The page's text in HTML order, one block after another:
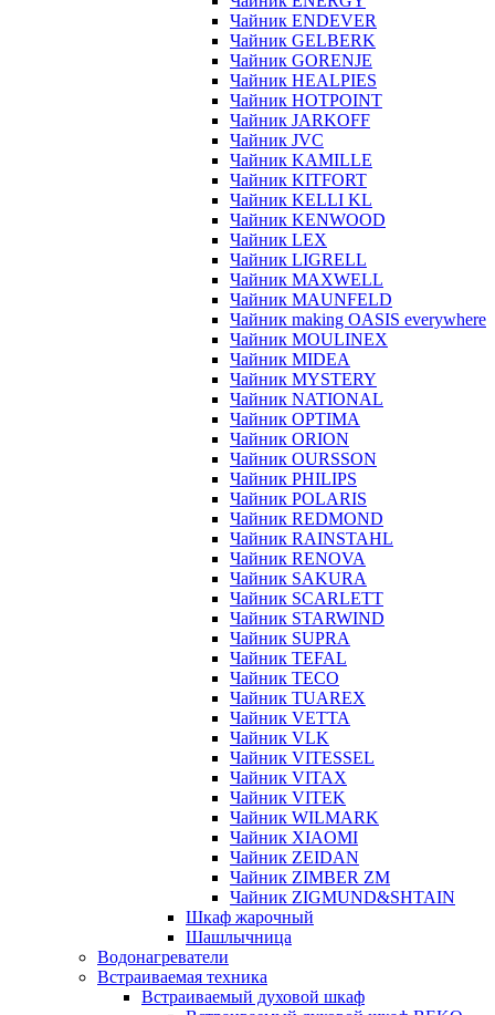
Чайник ENDEVER
Чайник GELBERK
Чайник GORENJE
Чайник HEALPIES
Чайник HOTPOINT
Чайник JARKOFF
Чайник JVC
Чайник KAMILLE
Чайник KITFORT
Чайник KELLI KL
Чайник KENWOOD
Чайник LEX
Чайник LIGRELL
Чайник MAXWELL
Чайник MAUNFELD
Чайник making OASIS everywhere
Чайник MOULINEX
Чайник MIDEA
Чайник MYSTERY
Чайник NATIONAL
Чайник OPTIMA
Чайник ORION
Чайник OURSSON
Чайник PHILIPS
Чайник POLARIS
Чайник REDMOND
Чайник RAINSTAHL
Чайник RENOVA
Чайник SAKURA
Чайник SCARLETT
Чайник STARWIND
Чайник SUPRA
Чайник TEFAL
Чайник TECO
Чайник TUAREX
Чайник VETTA
Чайник VLK
Чайник VITESSEL
Чайник VITAX
Чайник VITEK
Чайник WILMARK
Чайник XIAOMI
Чайник ZEIDAN
Чайник ZIMBER ZM
Чайник ZIGMUND&SHTAIN
Шкаф жарочный
Шашлычница
Водонагреватели
Встраиваемая техника
Встраиваемый духовой шкаф